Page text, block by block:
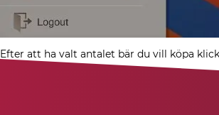
Efter att ha valt antalet bär du vill köpa